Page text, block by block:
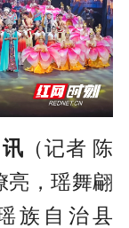
（记者 陈
亮，瑶舞翩
族自治县